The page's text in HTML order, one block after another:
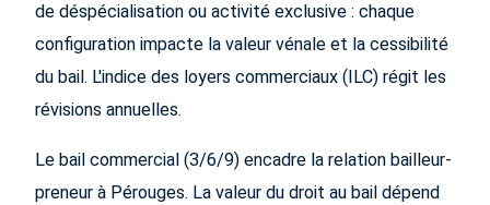
de déspécialisation ou activité exclusive : chaque
configuration impacte la valeur vénale et la cessibilité
du bail. L'indice des loyers commerciaux (ILC) régit les
révisions annuelles.
Le bail commercial (3/6/9) encadre la relation bailleur-
preneur à Pérouges. La valeur du droit au bail dépend